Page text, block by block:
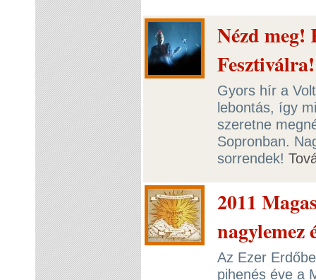
Nézd meg!
Fesztiválra!
Gyors hír a
lebontás, így
szeretne
Sopronban.
sorrendek!
2011
nagylemez
Az Ezer
pihenés éve a